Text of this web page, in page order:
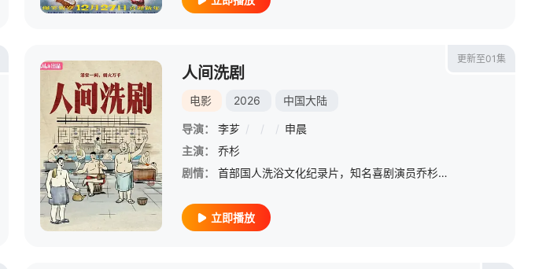
更新至01集
人间洗剧
电影 2026 中国大陆
导演： 李芗 / / / 申晨
主演：
乔杉
剧情：
首部国人洗浴文化纪录片，知名喜剧演员乔杉配音。澡堂一间，烟火万千，在蒸腾的热气与水声之中，我们走遍全国各地风格迥异的“澡堂”，记录这片特殊的场域下技艺精湛的洗浴技巧、五花八门的洗澡文化以及人们卸下防备
立即播放